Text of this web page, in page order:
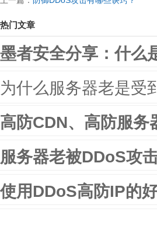
热门文章
墨者安全分享：什么
为什么服务器老是受
高防CDN、高防服务
服务器老被DDoS攻
使用DDoS高防IP的